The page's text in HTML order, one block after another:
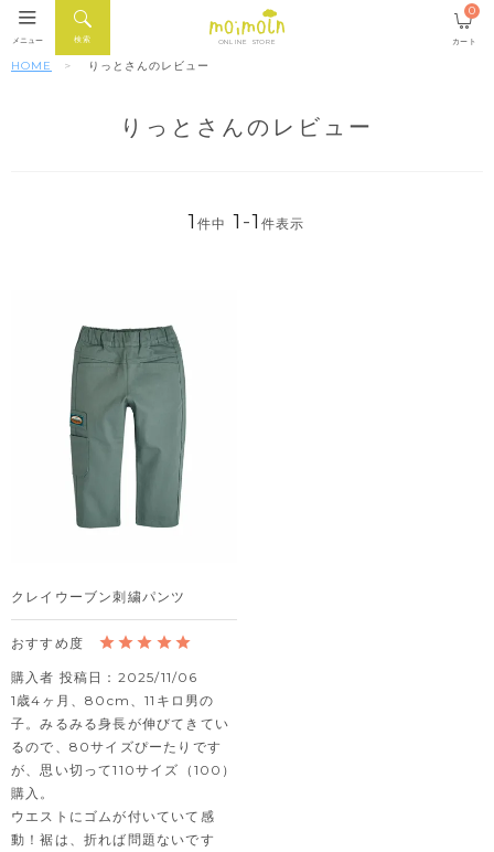
ONLINE STORE
検索
メニュー カート
0
HOME りっとさんのレビュー
りっとさんのレビュー
1件中 1 -1 件表示
クレイウーブン刺繍パンツ
購入者 投稿日
2025/11/06
1歳4ヶ月、80cm、11キロ男の
子。みるみる身長が伸びてきてい
るので、80サイズぴーたりです
が、思い切って110サイズ（100）
購入。
ウエストにゴムが付いていて感
動！裾は、折れば問題ないです